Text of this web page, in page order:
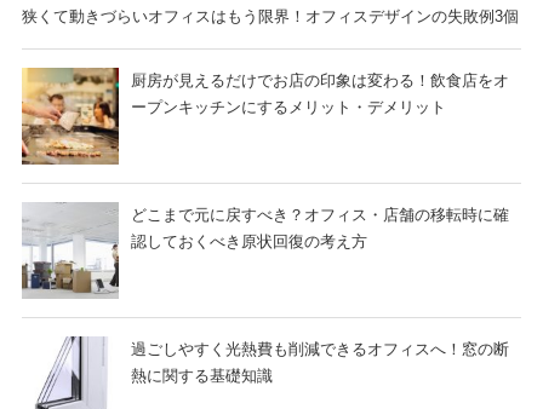
狭くて動きづらいオフィスはもう限界！オフィスデザインの失敗例3個
厨房が見えるだけでお店の印象は変わる！飲食店をオ
ープンキッチンにするメリット・デメリット
どこまで元に戻すべき？オフィス・店舗の移転時に確
認しておくべき原状回復の考え方
過ごしやすく光熱費も削減できるオフィスへ！窓の断
熱に関する基礎知識